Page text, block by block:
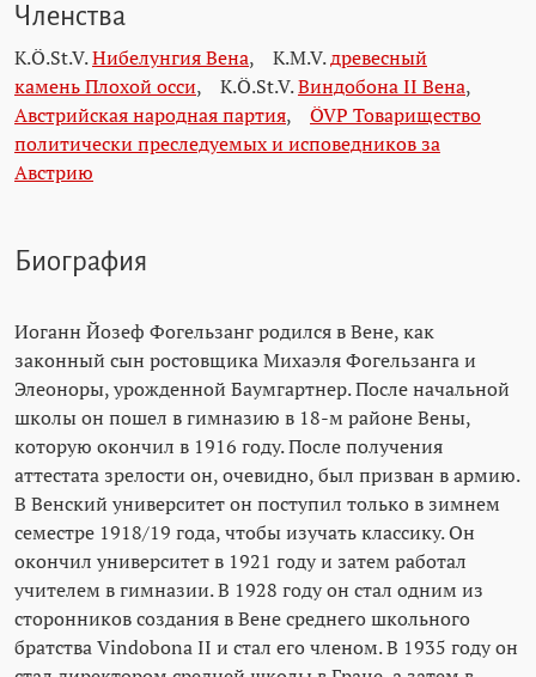
Членства
K.Ö.St.V.Нибелунгия Вена, K.M.V.древесный
камень Плохой осси, K.Ö.St.V.Виндобона II Вена,
Австрийская народная партия, ÖVP Товарищество
политически преследуемых и исповедников за
Австрию
Биография
Иоганн Йозеф Фогельзанг родился в Вене, как
законный сын ростовщика Михаэля Фогельзанга и
Элеоноры, урожденной Баумгартнер. После начальной
школы он пошел в гимназию в 18-м районе Вены,
которую окончил в 1916 году. После получения
аттестата зрелости он, очевидно, был призван в армию.
В Венский университет он поступил только в зимнем
семестре 1918/19 года, чтобы изучать классику. Он
окончил университет в 1921 году и затем работал
учителем в гимназии. В 1928 году он стал одним из
сторонников создания в Вене среднего школьного
братства Vindobona II и стал его членом. В 1935 году он